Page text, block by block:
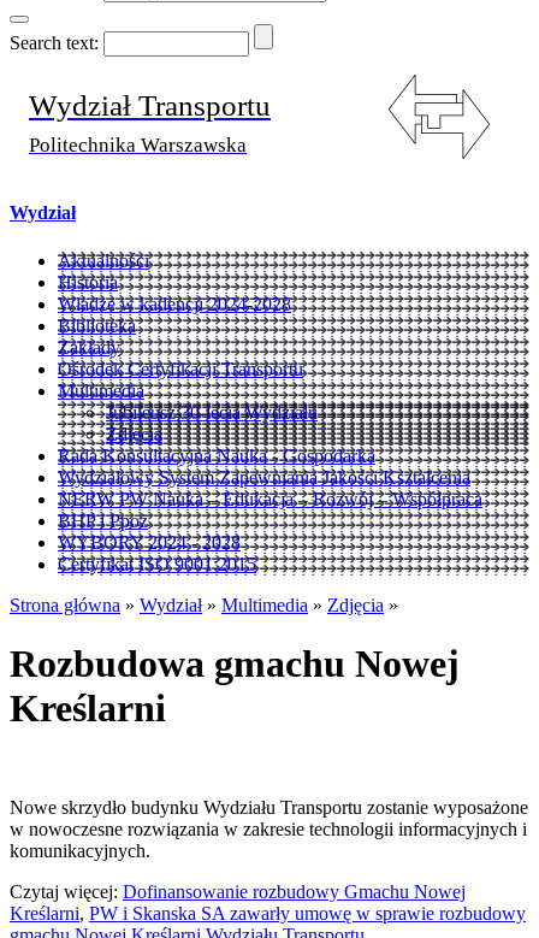
Search text:
Wydział Transportu
Politechnika Warszawska
Wydział
Aktualności
Historia
Władze w kadencji 2024-2028
Biblioteka
Zakłady
Ośrodek Certyfikacji Transportu
Multimedia
Jubileusz 30-lecia Wydziału
Zdjęcia
Rada Konsultacyjna Nauka - Gospodarka
Wydziałowy System Zapewniania Jakości Kształcenia
NERW PW Nauka – Edukacja – Rozwój – Współpraca
BHP i Ppoż
WYBORY 2024 - 2028
Certyfikat ISO 9001:2015
Strona główna » Wydział » Multimedia » Zdjęcia »
Rozbudowa gmachu Nowej
Kreślarni
Nowe skrzydło budynku Wydziału Transportu zostanie wyposażone
w nowoczesne rozwiązania w zakresie technologii informacyjnych i
komunikacyjnych.
Czytaj więcej: Dofinansowanie rozbudowy Gmachu Nowej
Kreślarni, PW i Skanska SA zawarły umowę w sprawie rozbudowy